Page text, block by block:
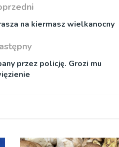
na kiermasz wielkanocny
przez policję. Grozi mu